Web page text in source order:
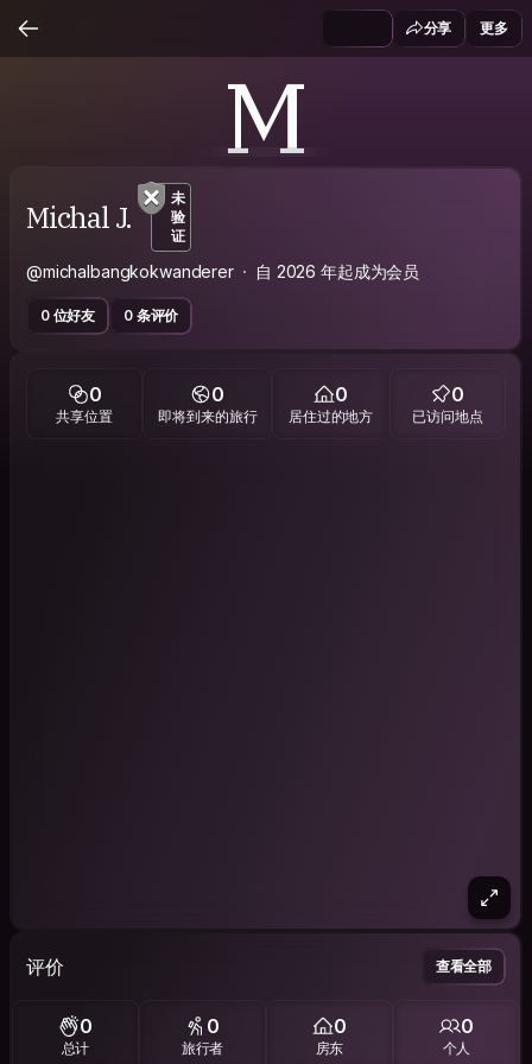
分享 更多
M
Michal J.
未
验
证
@michalbangkokwanderer 自 2026 年起成为会员
0 位好友 0 条评价
0
共享位置
0
即将到来的旅行
0
居住过的地方
0
已访问地点
评价 查看全部
0
总计
0
旅行者
0
房东
0
个人